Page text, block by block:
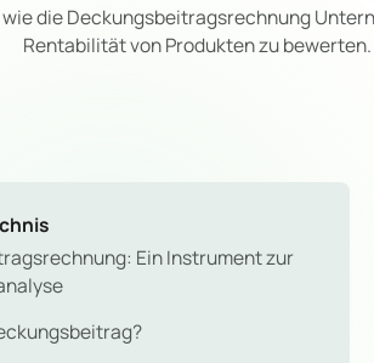
die Deckungsbeitragsrechnung
Rentabilität von Produkten zu bewerten.
Ein Instrument zur